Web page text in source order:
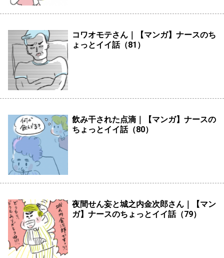
コワオモテさん｜【マンガ】ナースのち
ょっとイイ話（81）
飲み干された点滴｜【マンガ】ナースの
ちょっとイイ話（80）
夜間せん妄と城之内金次郎さん｜【マン
ガ】ナースのちょっとイイ話（79）